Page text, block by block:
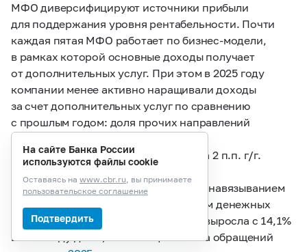
МФО диверсифицируют источники прибыли
для поддержания уровня рентабельности. Почти
каждая пятая МФО работает по бизнес-модели,
в рамках которой основные доходы получает
от дополнительных услуг. При этом в 2025 году
компании менее активно наращивали доходы
за счет дополнительных услуг по сравнению
с прошлым годом: доля прочих направлений
деятельности в структуре доходов
рынка МФО в 2025 году снизилась на 2 п.п. г/г.
Суммарная доля жалоб, связанных с навязыванием
дополнительных услуг или возвратом денежных
средств за дополнительные услуги, выросла с 14,1%
в 2024 году до 14,9% от общего числа обращений
На сайте Банка России
используются файлы cookie
Оставаясь на www.cbr.ru, вы принимаете
пользовательское соглашение
Подтвердить